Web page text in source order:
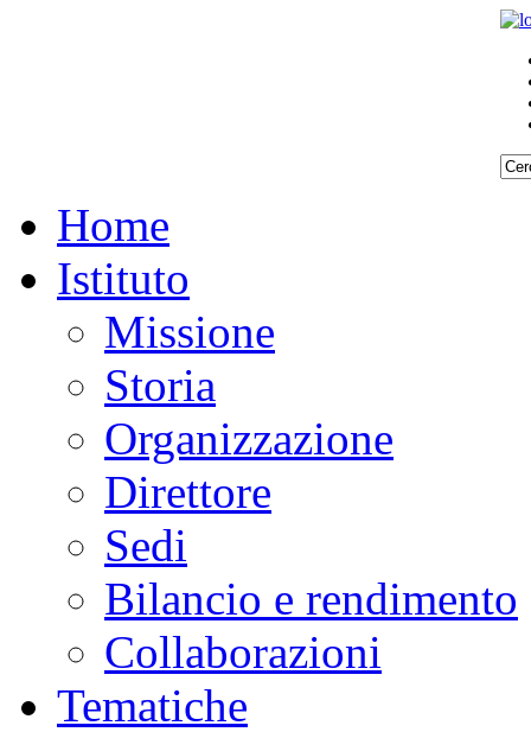
Home
Istituto
Missione
Storia
Organizzazione
Direttore
Sedi
Bilancio e rendimento
Collaborazioni
Tematiche